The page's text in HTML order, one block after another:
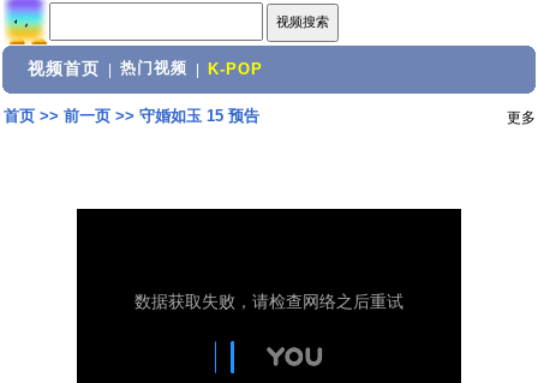
视频首页 热门视频 K-POP
首页>> 前一页>> 守婚如玉 15 预告 更多